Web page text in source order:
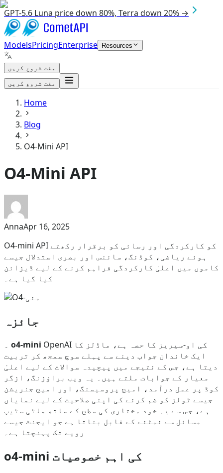
GPT-5.6 Luna price down 80%, Terra down 20% →
ModelsPricingEnterprise Resources
مفت شروع کریں
مفت شروع کریں
Home
Blog
O4-Mini API
O4-Mini API
AnnaApr 16, 2025
O4-mini API کو کارکردگی اور رسائی کو برقرار رکھتے
ہوئے ریاضی، کوڈنگ، سائنس اور بصری استدلال جیسے
کاموں میں اعلیٰ کارکردگی فراہم کرنے کے لیے ڈیزائن
کیا گیا ہے۔
جائزہ
o4-mini OpenAI کی او-سیریز کا حصہ ہے، ماڈلز کا
ایک خاندان جواب دینے سے پہلے سوچ سمجھ کر تربیت
دیتا ہے، جس کے نتیجے میں پیچیدہ سوالات کے لیے اعلیٰ
معیار کے جوابات ملتے ہیں۔ یہ ویب براؤزنگ، ازگر
کوڈ پر عمل درآمد، امیج پروسیسنگ، اور امیج جنریشن
جیسے ٹولز کو ضم کرنے کی اپنی صلاحیت کے لیے نمایاں
ہے، جس سے یہ خود مختاری کی سطح کے ساتھ ملٹی سٹیپ
مسائل سے نمٹنے کے قابل بناتا ہے جو ایجنٹ جیسے
رویے تک پہنچتا ہے۔
o4-mini کی اہم خصوصیات